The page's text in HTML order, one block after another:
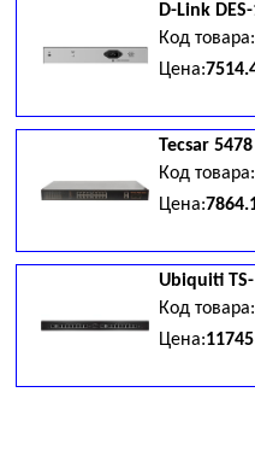
D-Link
Код
Цена:
Tecsar 5478
Код
Цена:
Ubiquiti
Код
Цена: